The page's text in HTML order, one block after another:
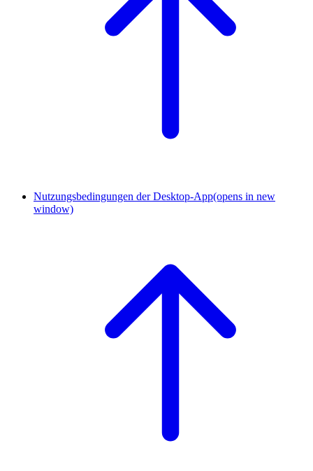
Nutzungsbedingungen der Desktop-App(opens in new
window)